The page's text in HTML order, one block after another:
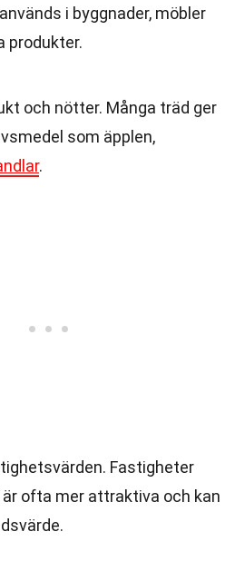
i byggnader, möbler
produkter.
och nötter. Många träd ger
som äpplen,
.
Fastigheter
ofta mer attraktiva och kan